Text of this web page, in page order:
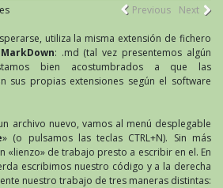
Previous Next
utiliza la misma extensión de fichero
MarkDown: .md (tal vez presentemos algún
bien acostumbrados a que las
sus propias extensiones según el software
archivo nuevo, vamos al menú desplegable
» (o pulsamos las teclas CTRL+N). Sin más
«lienzo» de trabajo presto a escribir en el. En
escribimos nuestro código y a la derecha
nuestro trabajo de tres maneras distintas: